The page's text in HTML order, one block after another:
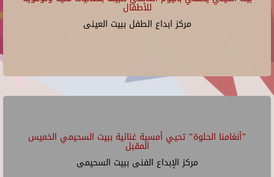
للأطفال
مركز ابداع الطفل ببيت العينى
"أنغامنا الحلوة" تحيي أمسية غنائية ببيت السحيمي الخميس
المقبل
مركز الإبداع الفنى ببيت السحيمى